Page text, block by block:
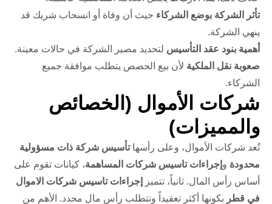
تأثر الشركة بوضع الشركاء حيث أن وفاة أو انسحاب شريك قد
ينهي الشركة.
أهمية بنود عقد التأسيس لتحديد مصير الشركة في حالات معينة.
صعوبة نقل الملكية لأن بيع الحصص يتطلب موافقة جميع
الشركاء.
شركات الأموال (الخصائص
والمميزات)
تُعد شركات الأموال، وعلى رأسهاتأسيس شركة ذات مسؤولية
محدودة و إجراءات تاسيس شركات المساهمة، كيانات تقوم على
أساس رأس المال. ثانياً، تتميز
إجراءات تاسيس شركات الاموال
في قطر بكونها أكثر تعقيداً وتتطلب رأس مال محدد. الأهم من